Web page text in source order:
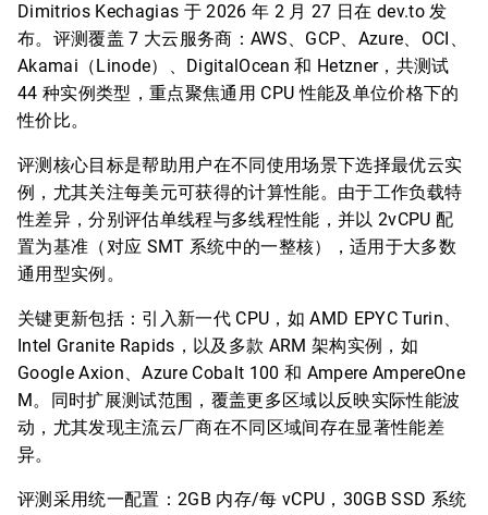
Dimitrios Kechagias 于 2026 年 2 月 27 日在 dev.to 发
布。评测覆盖 7 大云服务商：AWS、GCP、Azure、OCI、
Akamai（Linode）、DigitalOcean 和 Hetzner，共测试
44 种实例类型，重点聚焦通用 CPU 性能及单位价格下的
性价比。
评测核心目标是帮助用户在不同使用场景下选择最优云实
例，尤其关注每美元可获得的计算性能。由于工作负载特
性差异，分别评估单线程与多线程性能，并以 2vCPU 配
置为基准（对应 SMT 系统中的一整核），适用于大多数
通用型实例。
关键更新包括：引入新一代 CPU，如 AMD EPYC Turin、
Intel Granite Rapids，以及多款 ARM 架构实例，如
Google Axion、Azure Cobalt 100 和 Ampere AmpereOne
M。同时扩展测试范围，覆盖更多区域以反映实际性能波
动，尤其发现主流云厂商在不同区域间存在显著性能差
异。
评测采用统一配置：2GB 内存/每 vCPU，30GB SSD 系统